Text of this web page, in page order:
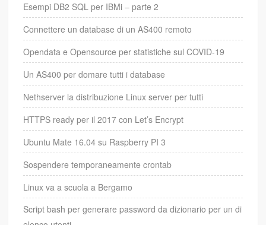
Esempi DB2 SQL per IBMi – parte 2
Connettere un database di un AS400 remoto
Opendata e Opensource per statistiche sul COVID-19
Un AS400 per domare tutti i database
Nethserver la distribuzione Linux server per tutti
HTTPS ready per il 2017 con Let’s Encrypt
Ubuntu Mate 16.04 su Raspberry PI 3
Sospendere temporaneamente crontab
Linux va a scuola a Bergamo
Script bash per generare password da dizionario per un di